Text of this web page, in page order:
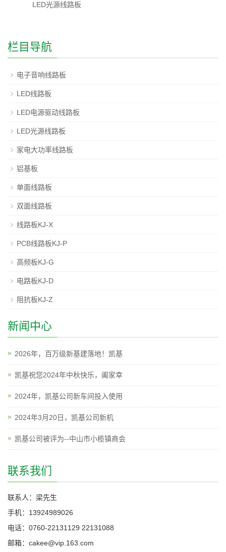
LED光源线路板
栏目导航
电子音响线路板
LED线路板
LED电源驱动线路板
LED光源线路板
家电大功率线路板
铝基板
单面线路板
双面线路板
线路板KJ-X
PCB线路板KJ-P
高频板KJ-G
电路板KJ-D
阻抗板KJ-Z
新闻中心
2026年，百万级新基建落地！凯基
凯基祝您2024年中秋快乐，阖家幸
2024年，凯基公司新车间投入使用
2024年3月20日，凯基公司新机
凯基公司被评为--中山市小榄镇商会
联系我们
联系人：梁先生
手机：13924989026
电话：0760-22131129 22131088
邮箱：cakee@vip.163.com